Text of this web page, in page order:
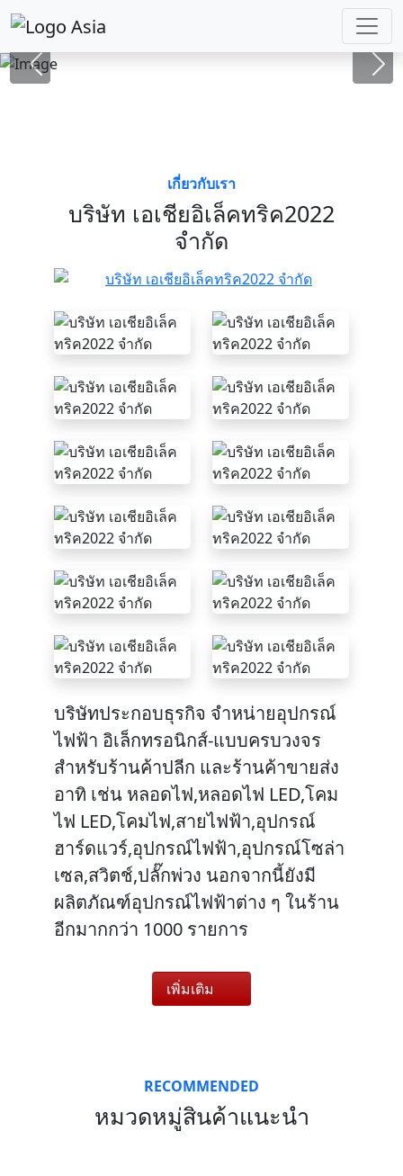
เกี่ยวกับเรา
บริษัท เอเชียอิเล็คทริค2022
จำกัด
บริษัทประกอบธุรกิจ จำหน่ายอุปกรณ์
ไฟฟ้า อิเล็กทรอนิกส์-แบบครบวงจร
สำหรับร้านค้าปลีก และร้านค้าขายส่ง
อาทิ เช่น หลอดไฟ,หลอดไฟ LED,โคม
ไฟ LED,โคมไฟ,สายไฟฟ้า,อุปกรณ์
ฮาร์ดแวร์,อุปกรณ์ไฟฟ้า,อุปกรณ์โซล่า
เซล,สวิตช์,ปลั๊กพ่วง นอกจากนี้ยังมี
ผลิตภัณฑ์อุปกรณ์ไฟฟ้าต่าง ๆ ในร้าน
อีกมากกว่า 1000 รายการ
เพิ่มเติม
RECOMMENDED
หมวดหมู่สินค้าแนะนำ